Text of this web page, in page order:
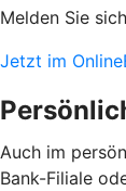
Melden Sie
Jetzt im
Auch im
Bank-Filiale